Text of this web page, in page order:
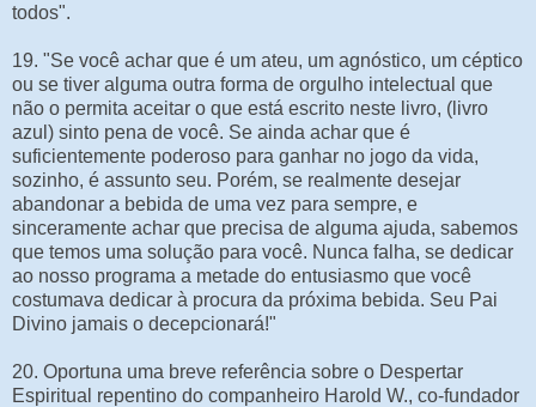
todos".
19. "Se você achar que é um ateu, um agnóstico, um céptico
ou se tiver alguma outra forma de orgulho intelectual que
não o permita aceitar o que está escrito neste livro, (livro
azul) sinto pena de você. Se ainda achar que é
suficientemente poderoso para ganhar no jogo da vida,
sozinho, é assunto seu. Porém, se realmente desejar
abandonar a bebida de uma vez para sempre, e
sinceramente achar que precisa de alguma ajuda, sabemos
que temos uma solução para você. Nunca falha, se dedicar
ao nosso programa a metade do entusiasmo que você
costumava dedicar à procura da próxima bebida. Seu Pai
Divino jamais o decepcionará!"
20. Oportuna uma breve referência sobre o Despertar
Espiritual repentino do companheiro Harold W., co-fundador